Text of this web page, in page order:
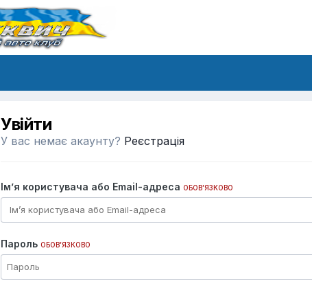
Увійти
У вас немає акаунту? Реєстрація
Ім’я користувача або Email-адреса ОБОВ’ЯЗКОВО
Пароль ОБОВ’ЯЗКОВО